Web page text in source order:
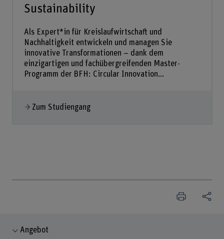
Sustainability
Als Expert*in für Kreislaufwirtschaft und
Nachhaltigkeit entwickeln und managen Sie
innovative Transformationen – dank dem
einzigartigen und fachübergreifenden Master-
Programm der BFH: Circular Innovation...
Zum Studiengang
Angebot